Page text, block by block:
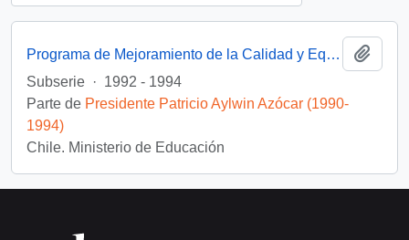
Programa de Mejoramiento de la Calidad y Equidad de la Educación (MECE)
Subserie · 1992 - 1994
Parte de Presidente Patricio Aylwin Azócar (1990-
1994)
Chile. Ministerio de Educación